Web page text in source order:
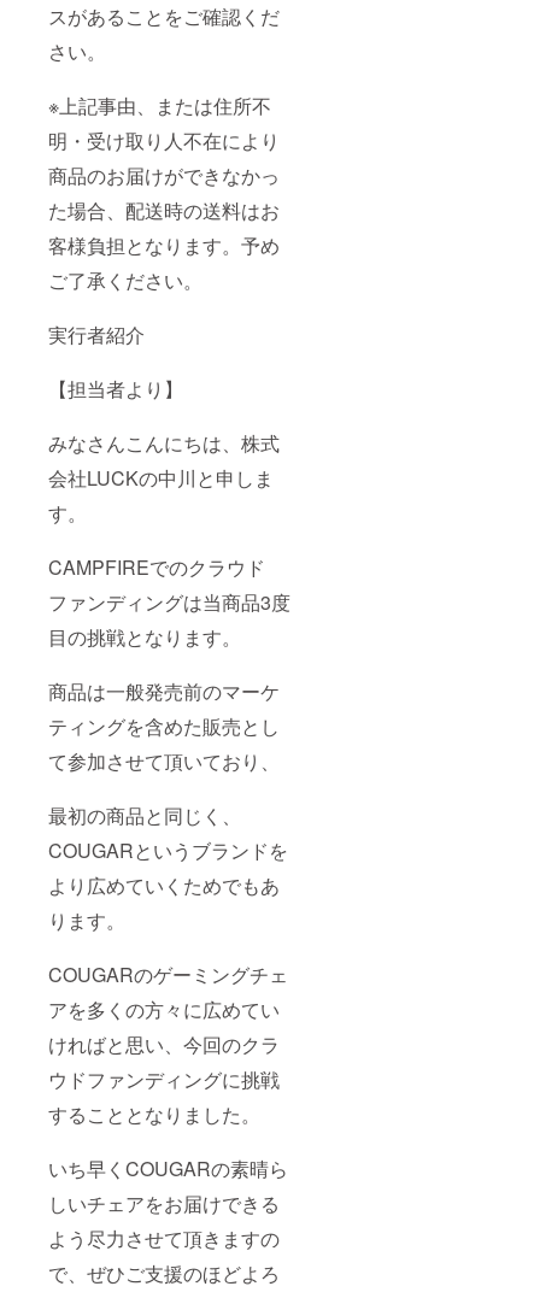
スがあることをご確認くだ
さい。
※上記事由、または住所不
明・受け取り人不在により
商品のお届けができなかっ
た場合、配送時の送料はお
客様負担となります。予め
ご了承ください。
実行者紹介
【担当者より】
みなさんこんにちは、株式
会社LUCKの中川と申しま
す。
CAMPFIREでのクラウド
ファンディングは当商品3度
目の挑戦となります。
商品は一般発売前のマーケ
ティングを含めた販売とし
て参加させて頂いており、
最初の商品と同じく、
COUGARというブランドを
より広めていくためでもあ
ります。
COUGARのゲーミングチェ
アを多くの方々に広めてい
ければと思い、今回のクラ
ウドファンディングに挑戦
することとなりました。
いち早くCOUGARの素晴ら
しいチェアをお届けできる
よう尽力させて頂きますの
で、ぜひご支援のほどよろ